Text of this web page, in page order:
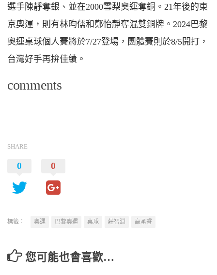
選手陳靜奪銀、並在2000雪梨奧運奪銅。21年後的東
京奧運，則有林昀儒和鄭怡靜奪混雙銅牌。2024巴黎
奧運桌球個人賽將於7/27登場，團體賽則於8/5開打，
台灣好手再拚佳績。
comments
SHARE
0 0
標籤： 奧運 巴黎奧運 桌球 莊智淵 高承睿
您可能也會喜歡…